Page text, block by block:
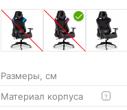
Размеры, см
Материал корпуса
?